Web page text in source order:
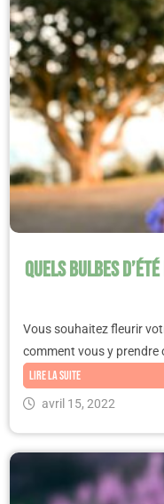
Quels bulbes
Vous souhaitez fleurir
comment vous y prendre
Lire la suite
avril 15, 2022